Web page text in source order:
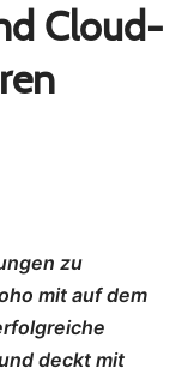
Cloud-
zu
mit auf dem
deckt mit